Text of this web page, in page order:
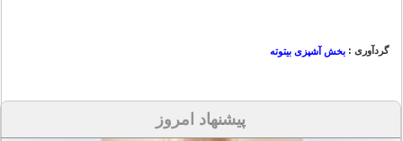
گردآوری : بخش آشپزی بیتوته
پیشنهاد امروز